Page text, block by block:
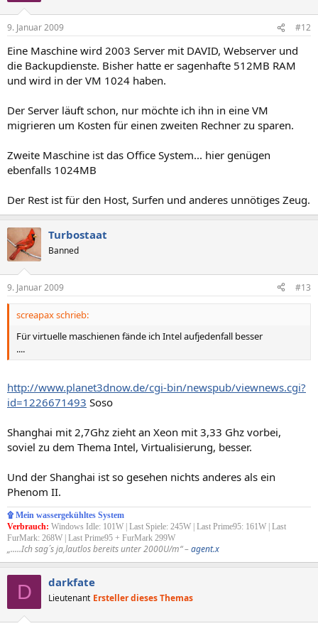
9. Januar 2009 #12
Eine Maschine wird 2003 Server mit DAVID, Webserver und
die Backupdienste. Bisher hatte er sagenhafte 512MB RAM
und wird in der VM 1024 haben.
Der Server läuft schon, nur möchte ich ihn in eine VM
migrieren um Kosten für einen zweiten Rechner zu sparen.
Zweite Maschine ist das Office System... hier genügen
ebenfalls 1024MB
Der Rest ist für den Host, Surfen und anderes unnötiges Zeug.
Turbostaat
Banned
9. Januar 2009 #13
screapax schrieb:
Für virtuelle maschienen fände ich Intel aufjedenfall besser
....
http://www.planet3dnow.de/cgi-bin/newspub/viewnews.cgi?
id=1226671493 Soso
Shanghai mit 2,7Ghz zieht an Xeon mit 3,33 Ghz vorbei,
soviel zu dem Thema Intel, Virtualisierung, besser.
Und der Shanghai ist so gesehen nichts anderes als ein
Phenom II.
۩ Mein wassergekühltes System
Verbrauch: Windows Idle: 101W | Last Spiele: 245W | Last Prime95: 161W | Last
FurMark: 268W | Last Prime95 + FurMark 299W
„.....Ich sag´s ja,lautlos bereits unter 2000U/m“ –agent.x
D darkfate
Lieutenant Ersteller dieses Themas